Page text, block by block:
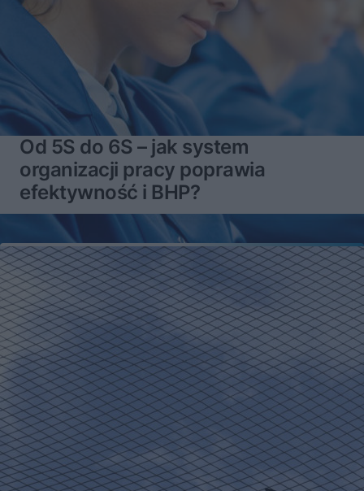
Od 5S do 6S – jak system
organizacji pracy poprawia
efektywność i BHP?